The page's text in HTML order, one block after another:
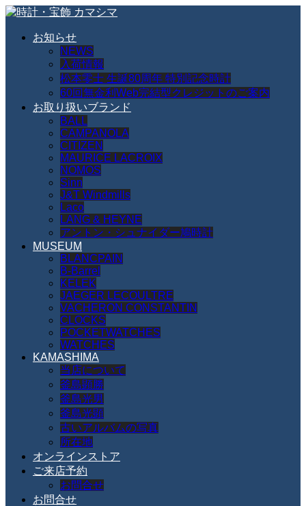
お知らせ
NEWS
入荷情報
松本零士 生誕80周年 特別記念時計
60回無金利Web完結型クレジットのご案内
お取り扱いブランド
BALL
CAMPANOLA
CITIZEN
MAURICE LACROIX
NOMOS
Sinn
J&T Windmills
Laco
LANG & HEYNE
アントン・シュナイダー鳩時計
MUSEUM
BLANCPAIN
B-Barrel
KELEK
JAEGER LECOULTRE
VACHERON CONSTANTIN
CLOCKS
POCKETWATCHES
WATCHES
KAMASHIMA
当店について
釜島顕勝
釜島光男
釜島光顕
古いアルバムの写真
所在地
オンラインストア
ご来店予約
お問合せ
お問合せ